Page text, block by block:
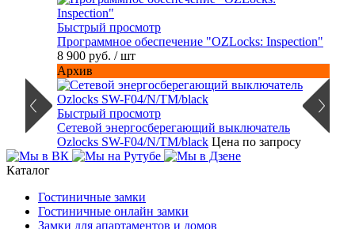
Быстрый просмотр
Программное обеспечение "OZLocks: Inspection"
8 900 руб. / шт
Архив
Быстрый просмотр
Сетевой энергосберегающий выключатель
Ozlocks SW-F04/N/TM/black Цена по запросу
Каталог
Гостиничные замки
Гостиничные онлайн замки
Замки для апартаментов и домов